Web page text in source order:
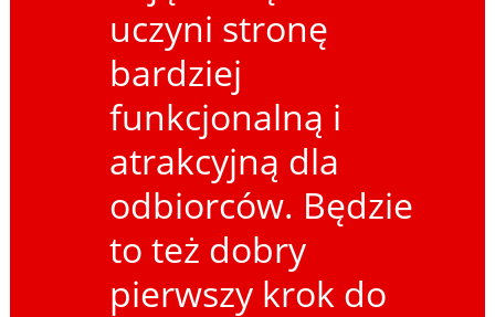
uczyni stronę
bardziej
funkcjonalną i
atrakcyjną dla
odbiorców. Będzie
to też dobry
pierwszy krok do